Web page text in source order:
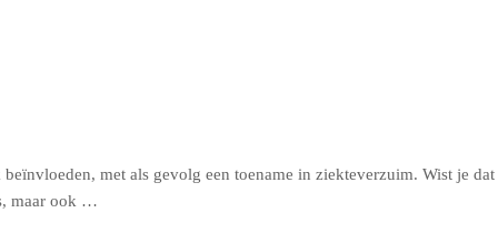
met als gevolg een toename in ziekteverzuim. Wist je
maar ook …